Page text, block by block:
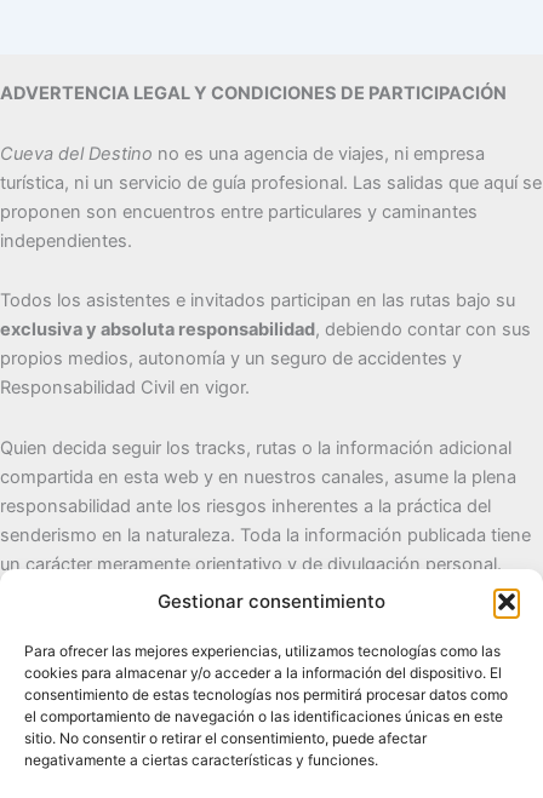
Gestionar consentimiento
Para ofrecer las mejores experiencias, utilizamos tecnologías como las
cookies para almacenar y/o acceder a la información del dispositivo. El
consentimiento de estas tecnologías nos permitirá procesar datos como
el comportamiento de navegación o las identificaciones únicas en este
sitio. No consentir o retirar el consentimiento, puede afectar
negativamente a ciertas características y funciones.
ADVERTENCIA LEGAL Y CONDICIONES DE PARTICIPACIÓN
Cueva del Destino no es una agencia de viajes, ni empresa
turística, ni un servicio de guía profesional. Las salidas que aquí se
proponen son encuentros entre particulares y caminantes
independientes.
Todos los asistentes e invitados participan en las rutas bajo su
exclusiva y absoluta responsabilidad, debiendo contar con sus
propios medios, autonomía y un seguro de accidentes y
Responsabilidad Civil en vigor.
Quien decida seguir los tracks, rutas o la información adicional
compartida en esta web y en nuestros canales, asume la plena
responsabilidad ante los riesgos inherentes a la práctica del
senderismo en la naturaleza. Toda la información publicada tiene
un carácter meramente orientativo y de divulgación personal.
Senderismo de autor, naturaleza y pueblos con alma.
Contacto:cuevadeldestino@gmail.com |
+34 722 32 62